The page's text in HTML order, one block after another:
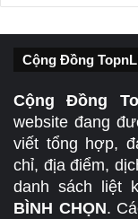
Cộng Đồng
Cộng Đồng
website đang
viết tổng hợp,
chỉ, địa điểm,
danh sách liệt
BÌNH CHỌN.